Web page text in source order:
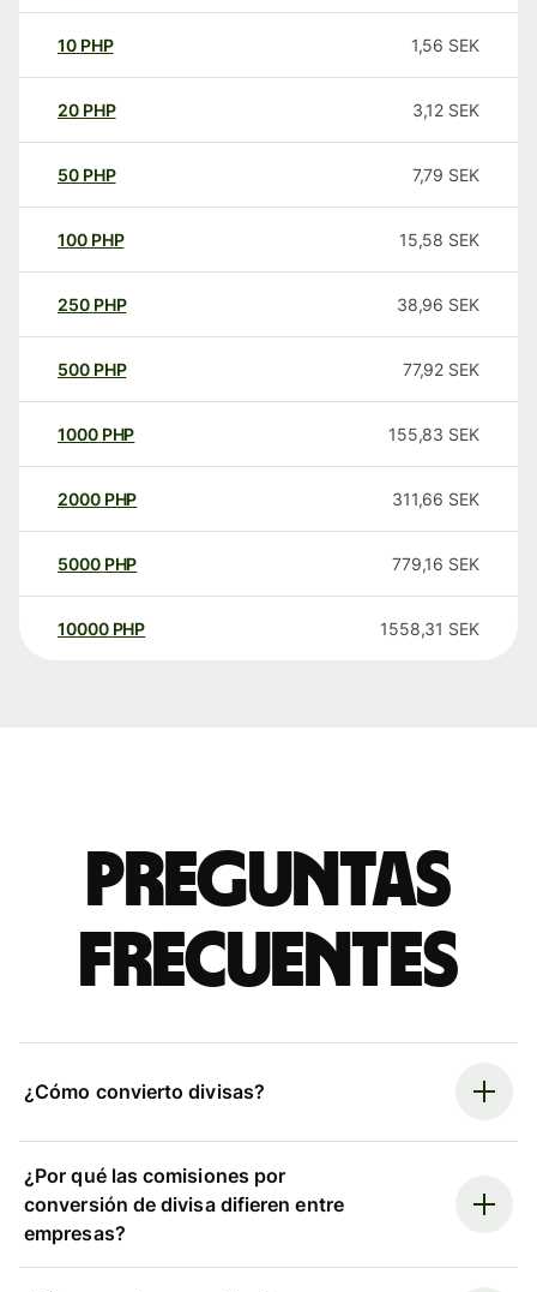
10 PHP 1,56 SEK
20 PHP 3,12 SEK
50 PHP 7,79 SEK
100 PHP 15,58 SEK
250 PHP 38,96 SEK
500 PHP 77,92 SEK
1000 PHP 155,83 SEK
2000 PHP 311,66 SEK
5000 PHP 779,16 SEK
10000 PHP 1558,31 SEK
Preguntas
frecuentes
¿Cómo convierto divisas?
¿Por qué las comisiones por
conversión de divisa difieren entre
empresas?